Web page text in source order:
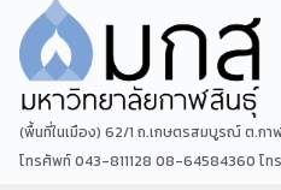
(พื้นที่ในเมือง) 62/1 ถ.เกษตรสมบูรณ์ ต.ก
โทรศัพท์ 043-811128 08-64584360 โท